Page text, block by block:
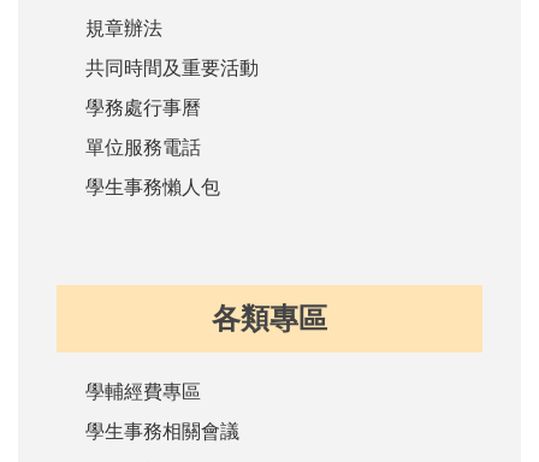
規章辦法
共同時間及重要活動
學務處行事曆
單位服務電話
學生事務懶人包
各類專區
學輔經費專區
學生事務相關會議